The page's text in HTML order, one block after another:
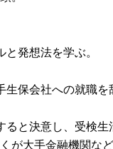
発想法を学ぶ。
保会社への就職を
と決意し、受検生
が大手金融機関など